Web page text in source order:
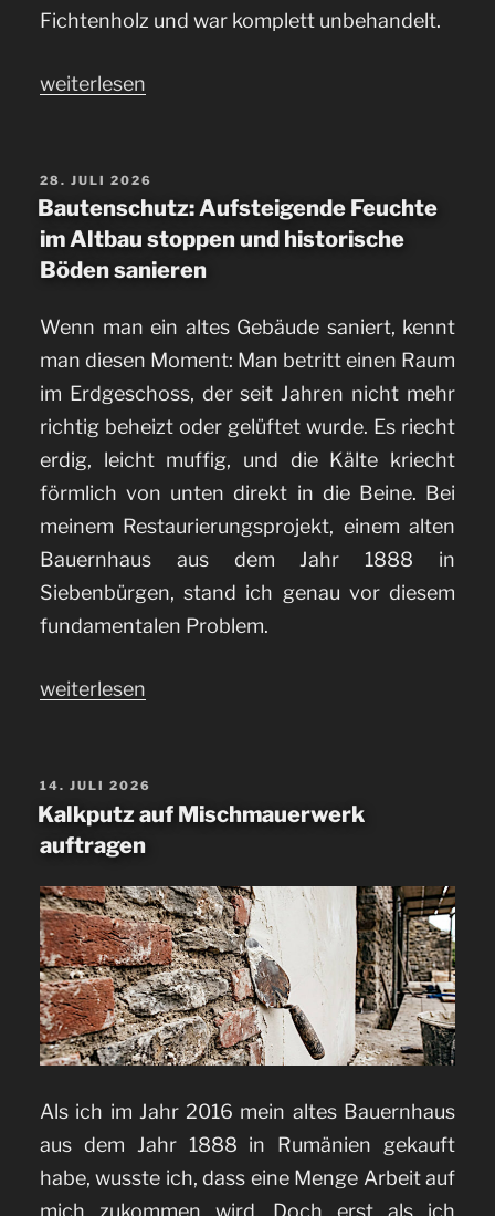
Fichtenholz und war komplett unbehandelt.
„Ein
bauen
aus
Holz“
weiterlesen
VERÖFFENTLICHT
AM
28. JULI 2026
Bautenschutz: Aufsteigende Feuchte
im Altbau stoppen und historische
Böden sanieren
Wenn man ein altes Gebäude saniert, kennt
man diesen Moment: Man betritt einen Raum
im Erdgeschoss, der seit Jahren nicht mehr
richtig beheizt oder gelüftet wurde. Es riecht
erdig, leicht muffig, und die Kälte kriecht
förmlich von unten direkt in die Beine. Bei
meinem Restaurierungsprojekt, einem alten
Bauernhaus aus dem Jahr 1888 in
Siebenbürgen, stand ich genau vor diesem
fundamentalen Problem.
„Bautenschutz:
im
Altbau
stoppen
und
historische
Böden
sanieren“
weiterlesen
VERÖFFENTLICHT
AM
14. JULI 2026
Kalkputz auf Mischmauerwerk
auftragen
Als ich im Jahr 2016 mein altes Bauernhaus
aus dem Jahr 1888 in Rumänien gekauft
habe, wusste ich, dass eine Menge Arbeit auf
mich zukommen wird. Doch erst als ich